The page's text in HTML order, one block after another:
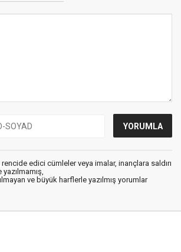
edici cümleler veya imalar, inançlara saldırı
ve büyük harflerle yazılmış yorumlar